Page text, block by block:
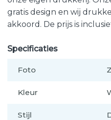
gratis design en wij
akkoord. De prijs is
Specificaties
Foto
Kleur
Stijl